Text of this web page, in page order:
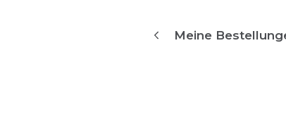
Meine